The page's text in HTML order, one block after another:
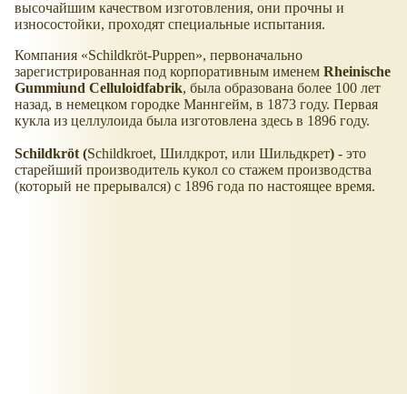
высочайшим качеством изготовления, они прочны и
износостойки, проходят специальные испытания.
Компания
Schildkröt-Puppen , первоначально
зарегистрированная под корпоративным именем Rheinische
Gummiund Celluloidfabrik, была образована более 100 лет
назад, в немецком городке Маннгейм, в 1873 году. Первая
кукла из целлулоида была изготовлена здесь в 1896 году.
Schildkröt (Schildkroet, Шилдкрот, или Шильдкрет) - это
старейший производитель кукол со стажем производства
(который не прерывался) с 1896 года по настоящее время.